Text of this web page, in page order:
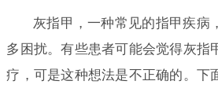
灰指甲，一种常见的指甲疾病
多困扰。有些患者可能会觉得灰指
疗，可是这种想法是不正确的。下